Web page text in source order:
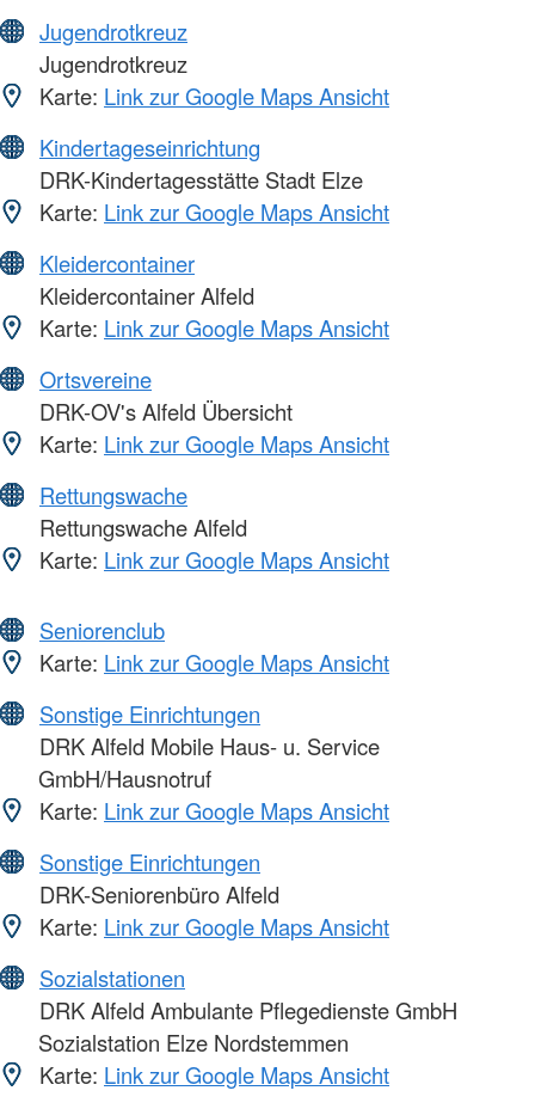
Jugendrotkreuz
Jugendrotkreuz
Karte: Link zur Google Maps Ansicht
Kindertageseinrichtung
DRK-Kindertagesstätte Stadt Elze
Karte: Link zur Google Maps Ansicht
Kleidercontainer
Kleidercontainer Alfeld
Karte: Link zur Google Maps Ansicht
Ortsvereine
DRK-OV's Alfeld Übersicht
Karte: Link zur Google Maps Ansicht
Rettungswache
Rettungswache Alfeld
Karte: Link zur Google Maps Ansicht
Seniorenclub
Karte: Link zur Google Maps Ansicht
Sonstige Einrichtungen
DRK Alfeld Mobile Haus- u. Service
GmbH/Hausnotruf
Karte: Link zur Google Maps Ansicht
Sonstige Einrichtungen
DRK-Seniorenbüro Alfeld
Karte: Link zur Google Maps Ansicht
Sozialstationen
DRK Alfeld Ambulante Pflegedienste GmbH
Sozialstation Elze Nordstemmen
Karte: Link zur Google Maps Ansicht